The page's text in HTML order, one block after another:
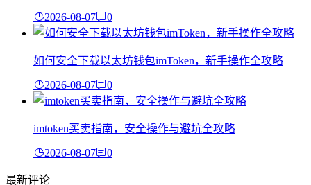
2026-08-07 0
如何安全下载以太坊钱包imToken，新手操作全攻略
2026-08-07 0
imtoken买卖指南，安全操作与避坑全攻略
2026-08-07 0
最新评论